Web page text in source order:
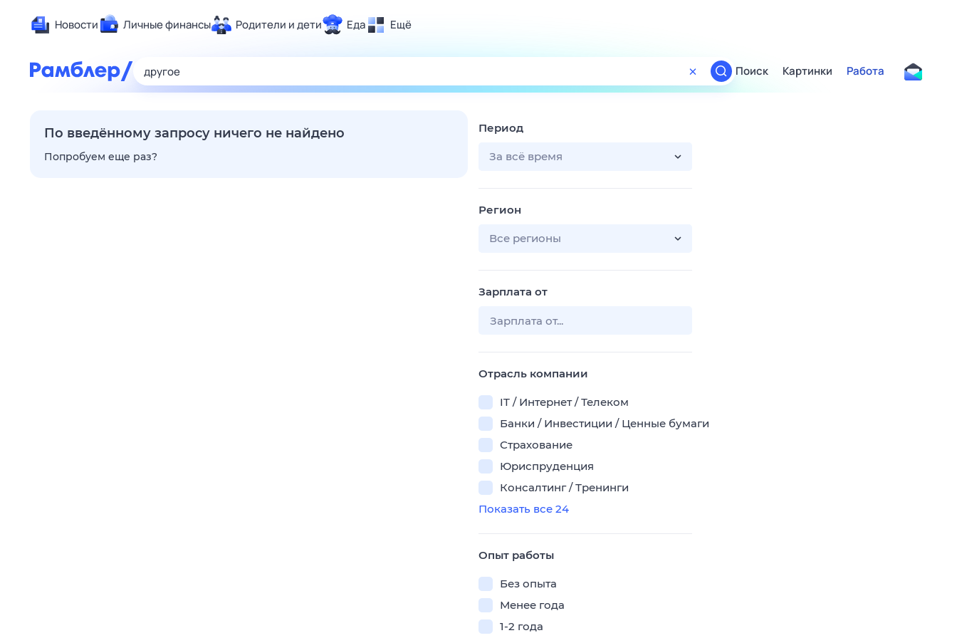
Новости Личные финансы Родители и дети Еда Ещё
Развлечения и отдых
Спорт
Поиск
ТВ-программа
Поиск Картинки Работа
По введённому запросу ничего не найдено
Попробуем еще раз?
Период
За всё время
Регион
Все регионы
Зарплата от
Отрасль компании
IT / Интернет / Телеком
Банки / Инвестиции / Ценные бумаги
Страхование
Юриспруденция
Консалтинг / Тренинги
Показать все 24
Опыт работы
Без опыта
Менее года
1-2 года